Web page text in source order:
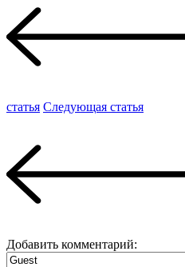
статья Следующая статья
Добавить комментарий: